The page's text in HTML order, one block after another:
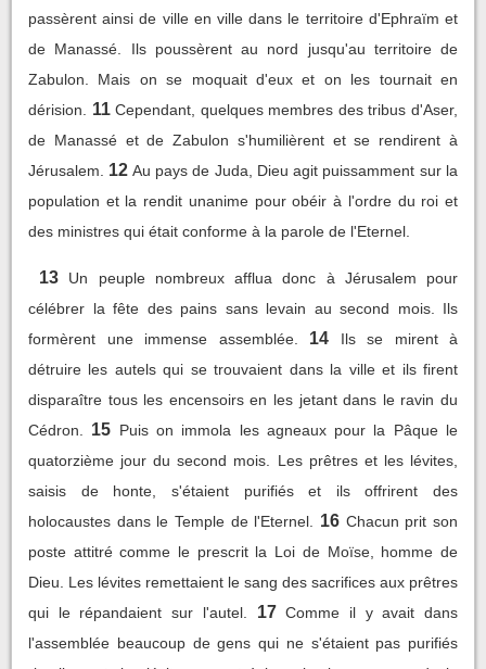
passèrent ainsi de ville en ville dans le territoire d'Ephraïm et
de Manassé. Ils poussèrent au nord jusqu'au territoire de
Zabulon. Mais on se moquait d'eux et on les tournait en
dérision.
11 Cependant, quelques membres des tribus d'Aser,
de Manassé et de Zabulon s'humilièrent et se rendirent à
Jérusalem.
12 Au pays de Juda, Dieu agit puissamment sur la
population et la rendit unanime pour obéir à l'ordre du roi et
des ministres qui était conforme à la parole de l'Eternel.
13
Un peuple nombreux afflua donc à Jérusalem pour
célébrer la fête des pains sans levain au second mois. Ils
formèrent une immense assemblée.
14
Ils se mirent à
détruire les autels qui se trouvaient dans la ville et ils firent
disparaître tous les encensoirs en les jetant dans le ravin du
Cédron.
15 Puis on immola les agneaux pour la Pâque le
quatorzième jour du second mois. Les prêtres et les lévites,
saisis de honte, s'étaient purifiés et ils offrirent des
holocaustes dans le Temple de l'Eternel.
16 Chacun prit son
poste attitré comme le prescrit la Loi de Moïse, homme de
Dieu. Les lévites remettaient le sang des sacrifices aux prêtres
qui le répandaient sur l'autel.
17 Comme il y avait dans
l'assemblée beaucoup de gens qui ne s'étaient pas purifiés